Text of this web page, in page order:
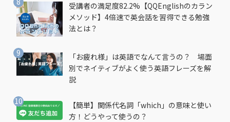
受講者の満足度82.2%【QQEnglishのカラン
メソッド】4倍速で英会話を習得できる勉強
法とは？
「お疲れ様」は英語でなんて言うの？ 場面
別でネイティブがよく使う英語フレーズを解
説
【簡単】関係代名詞「which」の意味と使い
方！どうやって使うの？